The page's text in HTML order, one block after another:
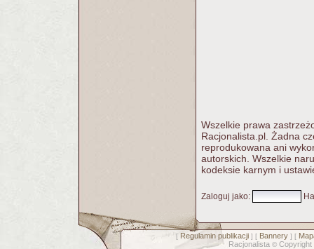
Wszelkie prawa
Racjonalista.pl. Żadna
reprodukowana ani
autorskich. Wszelkie
kodeksie karnym i
Zaloguj jako:
[ Regulamin publikacji] [ Bannery] [
Racjonalista © Copyright